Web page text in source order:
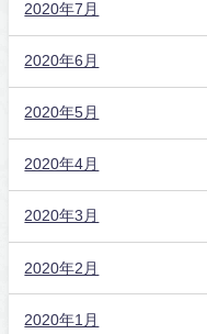
2020年7月
2020年6月
2020年5月
2020年4月
2020年3月
2020年2月
2020年1月